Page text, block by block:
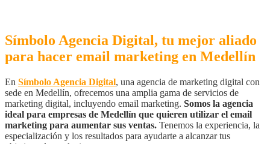
Símbolo Agencia Digital, tu mejor aliado
para hacer email marketing en Medellín
En Símbolo Agencia Digital, una agencia de marketing digital con
sede en Medellín, ofrecemos una amplia gama de servicios de
marketing digital, incluyendo email marketing. Somos la agencia
ideal para empresas de Medellín que quieren utilizar el email
marketing para aumentar sus ventas. Tenemos la experiencia, la
especialización y los resultados para ayudarte a alcanzar tus